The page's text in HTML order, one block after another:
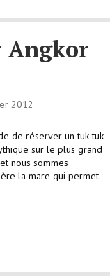
Angkor
2012
de réserver un tuk tuk
sur le plus grand
nous sommes
la mare qui permet